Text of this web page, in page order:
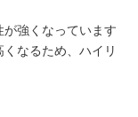
強くなっています
なるため、ハイリ